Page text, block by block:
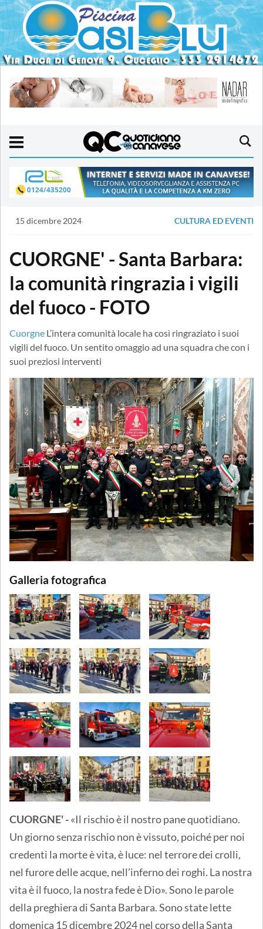
15 dicembre 2024 CULTURA ED EVENTI
CUORGNE' - Santa Barbara:
la comunità ringrazia i vigili
del fuoco - FOTO
Cuorgne L’intera comunità locale ha così ringraziato i suoi
vigili del fuoco. Un sentito omaggio ad una squadra che con i
suoi preziosi interventi
Galleria fotografica
CUORGNE' -«Il rischio è il nostro pane quotidiano.
Un giorno senza rischio non è vissuto, poiché per noi
credenti la morte è vita, è luce: nel terrore dei crolli,
nel furore delle acque, nell’inferno dei roghi. La nostra
vita è il fuoco, la nostra fede è Dio». Sono le parole
della preghiera di Santa Barbara. Sono state lette
domenica 15 dicembre 2024 nel corso della Santa